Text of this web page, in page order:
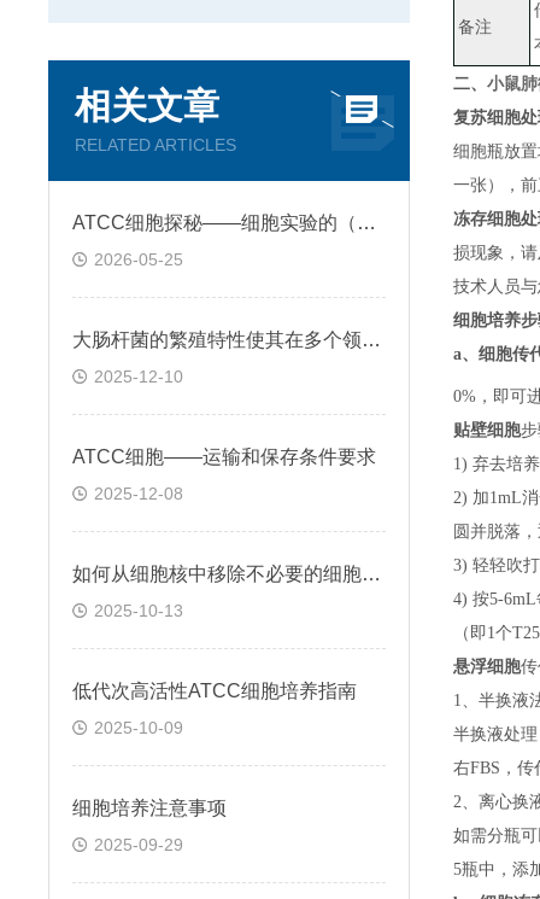
相关文章
RELATED ARTICLES
ATCC细胞探秘——细胞实验的（黄金标准)
2026-05-25
大肠杆菌的繁殖特性使其在多个领域的广泛的应用
2025-12-10
ATCC细胞——运输和保存条件要求
2025-12-08
如何从细胞核中移除不必要的细胞组分
2025-10-13
低代次高活性ATCC细胞培养指南
2025-10-09
细胞培养注意事项
2025-09-29
备注
二、 小鼠
复苏细胞
细胞瓶放
一张）
，
冻存细胞
损现象，
技术人员
细胞培养
a、 细胞传
0%，即可
贴壁细胞
1) 弃去培
2) 加1mL
圆并脱落
3) 轻轻吹
4) 按5-
（即1个
悬浮细胞
1、半换液
半换液处
右FBS，
2、离心换
如需分瓶
5瓶中，添